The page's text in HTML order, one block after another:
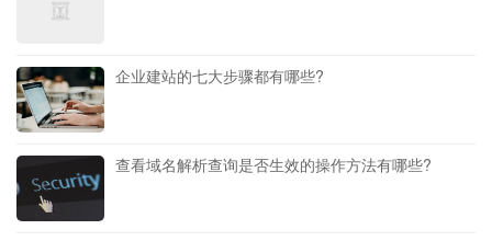
企业建站的七大步骤都有哪些?
查看域名解析查询是否生效的操作方法有哪些?